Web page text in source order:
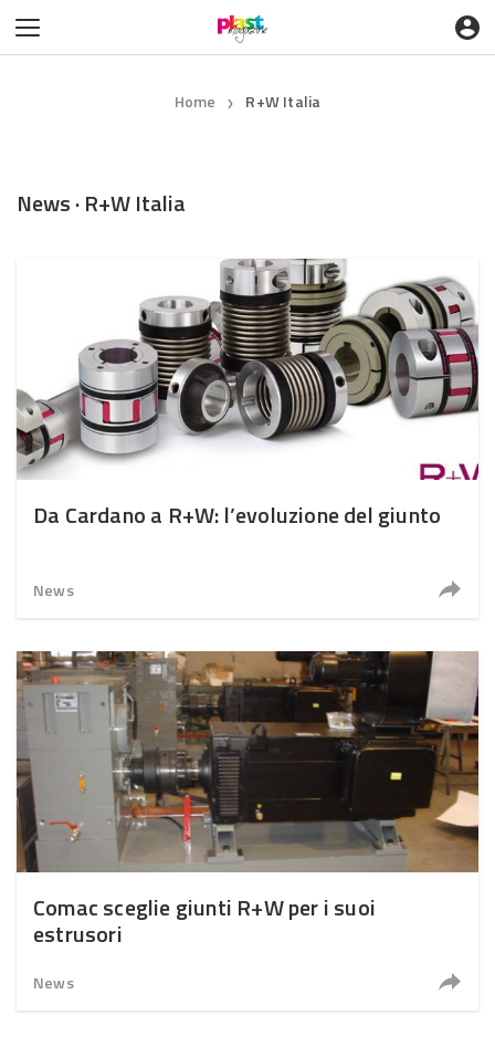
Home ❯ R+W Italia
News · R+W Italia
Da Cardano a R+W: l’evoluzione del giunto
News
Comac sceglie giunti R+W per i suoi
estrusori
News